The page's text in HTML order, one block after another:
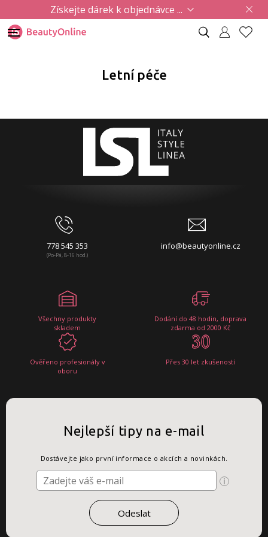
Získejte dárek k objednávce ...
Letní péče
778 545 353
(Po-Pá, 8-16 hod.)
info@beautyonline.cz
Všechny produkty
skladem
Dodání do 48 hodin, doprava
zdarma od 2000 Kč
Ověřeno profesionály v
oboru
Přes 30 let zkušeností
Nejlepší tipy na e-mail
Dostávejte jako první informace o akcích a novinkách.